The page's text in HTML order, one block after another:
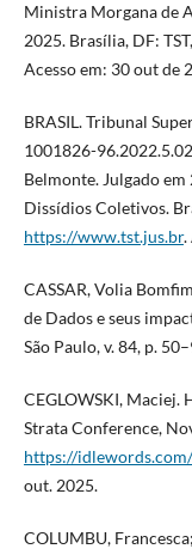
Ministra Morgana de
2025. Brasília, DF:
Acesso em: 30 out de
BRASIL. Tribunal
1001826-
Belmonte. Julgado em
Dissídios Coletivos.
https://www.tst.jus.br.
CASSAR, Volia
de Dados e seus
São Paulo, v. 84, p.
CEGLOWSKI, Maciej.
Strata Conference,
https://
out. 2025.
COLUMBU,